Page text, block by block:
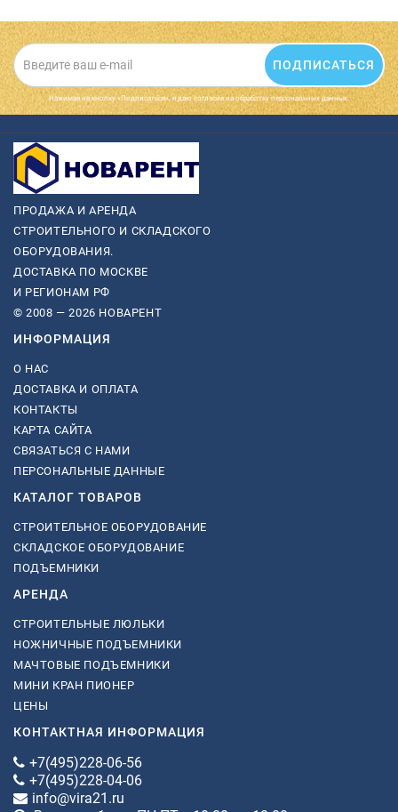
ПОДПИСАТЬСЯ
Нажимая на кнопку «Подписаться», я даю cогласие на обработку персональных данных.
ПРОДАЖА И АРЕНДА
СТРОИТЕЛЬНОГО И СКЛАДСКОГО
ОБОРУДОВАНИЯ.
ДОСТАВКА ПО МОСКВЕ
И РЕГИОНАМ РФ
© 2008 — 2026 НОВАРЕНТ
ИНФОРМАЦИЯ
О НАС
ДОСТАВКА И ОПЛАТА
КОНТАКТЫ
КАРТА САЙТА
СВЯЗАТЬСЯ С НАМИ
ПЕРСОНАЛЬНЫЕ ДАННЫЕ
КАТАЛОГ ТОВАРОВ
СТРОИТЕЛЬНОЕ ОБОРУДОВАНИЕ
СКЛАДСКОЕ ОБОРУДОВАНИЕ
ПОДЪЕМНИКИ
АРЕНДА
СТРОИТЕЛЬНЫЕ ЛЮЛЬКИ
НОЖНИЧНЫЕ ПОДЪЕМНИКИ
МАЧТОВЫЕ ПОДЪЕМНИКИ
МИНИ КРАН ПИОНЕР
ЦЕНЫ
КОНТАКТНАЯ ИНФОРМАЦИЯ
+7(495)228-06-56
+7(495)228-04-06
info@vira21.ru